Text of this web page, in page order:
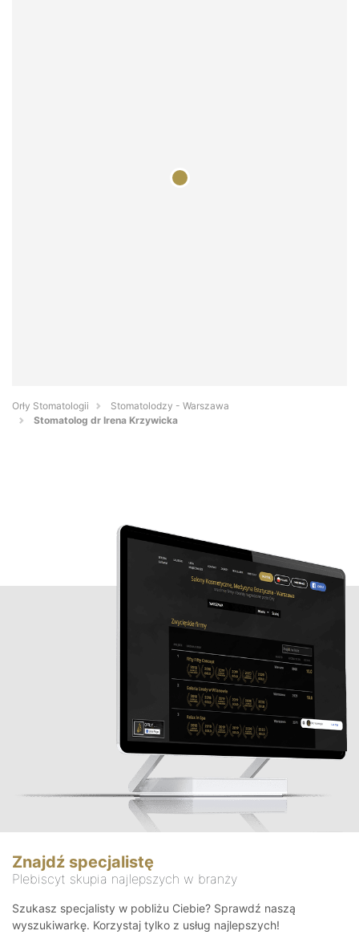
Orły Stomatologii
Stomatolodzy - Warszawa
Stomatolog dr Irena Krzywicka
Znajdź specjalistę
Plebiscyt skupia najlepszych w branży
Szukasz specjalisty w pobliżu Ciebie? Sprawdź naszą
wyszukiwarkę. Korzystaj tylko z usług najlepszych!